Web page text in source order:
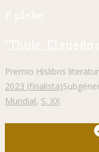
P. plebe
"Thule. El sueño
Premio Hislibris
2023 (finalista)
Mundial, S. XX